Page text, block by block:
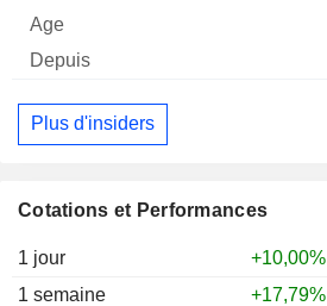
Cotations et Performances
1 jour
+10,00%
1 semaine
+17,79%
Plus d'insiders